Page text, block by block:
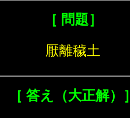
［ 問題］
厭離穢土
［ 答え（大正解）］